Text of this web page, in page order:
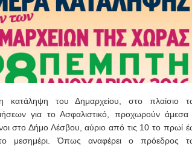
κατάληψη του Δημαρχείου, στο πλαίσιο
για το Ασφαλιστικό, προχωρούν άμεσα
στο Δήμο Λέσβου, αύριο από τις 10 το πρωί
μεσημέρι. Όπως αναφέρει ο πρόεδρος